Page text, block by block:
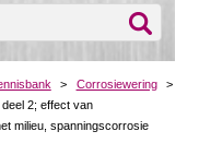
> Corrosiewering
>
2; effect van
milieu, spanningscorrosie